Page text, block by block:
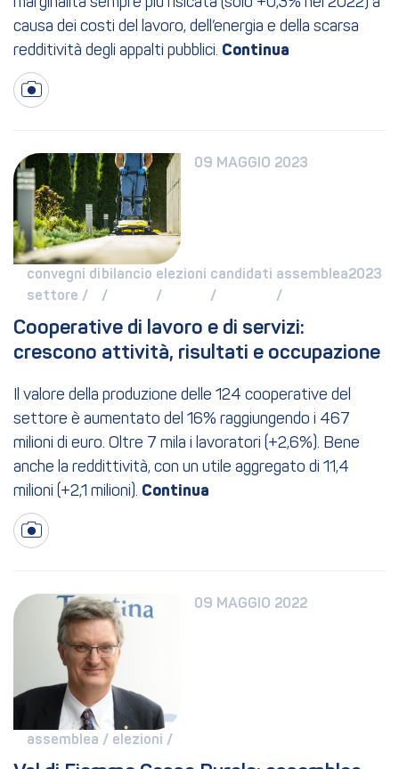
causa dei costi del lavoro, dell’energia e della scarsa
redditività degli appalti pubblici.
09 MAGGIO 2023
convegni di
settore /
bilancio
/
elezioni
/
candidati
/
assemblea2023
/
Cooperative di lavoro e di servizi:
crescono attività, risultati e occupazione
Il valore della produzione delle 124 cooperative del
settore è aumentato del 16% raggiungendo i 467
milioni di euro. Oltre 7 mila i lavoratori (+2,6%). Bene
anche la reddittività, con un utile aggregato di 11,4
milioni (+2,1 milioni).
09 MAGGIO 2022
assemblea / elezioni /